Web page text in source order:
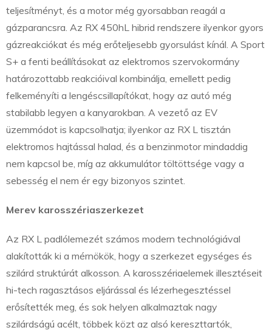
teljesítményt, és a motor még gyorsabban reagál a
gázparancsra. Az RX 450hL hibrid rendszere ilyenkor gyors
gázreakciókat és még erőteljesebb gyorsulást kínál. A Sport
S+ a fenti beállításokat az elektromos szervokormány
határozottabb reakcióival kombinálja, emellett pedig
felkeményíti a lengéscsillapítókat, hogy az autó még
stabilabb legyen a kanyarokban. A vezető az EV
üzemmódot is kapcsolhatja; ilyenkor az RX L tisztán
elektromos hajtással halad, és a benzinmotor mindaddig
nem kapcsol be, míg az akkumulátor töltöttsége vagy a
sebesség el nem ér egy bizonyos szintet.
Merev karosszériaszerkezet
Az RX L padlólemezét számos modern technológiával
alakították ki a mérnökök, hogy a szerkezet egységes és
szilárd struktúrát alkosson. A karosszériaelemek illesztéseit
hi-tech ragasztásos eljárással és lézerhegesztéssel
erősítették meg, és sok helyen alkalmaztak nagy
szilárdságú acélt, többek közt az alsó kereszttartók,